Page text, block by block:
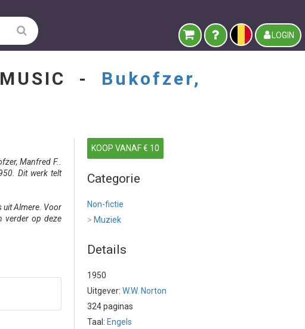
LOGIN
MUSIC - Bukofzer,
Manfred F..
Dit werk telt
uit Almere. Voor
verder op deze
KOOP VANAF € 10
Categorie
Non-fictie
> Muziek
Details
1950
Uitgever: W.W. Norton
324 paginas
Taal: Engels